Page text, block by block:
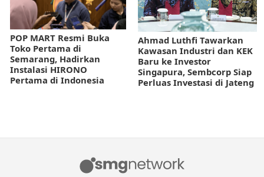
POP MART Resmi Buka
Toko Pertama di
Semarang, Hadirkan
Instalasi HIRONO
Pertama di Indonesia
Ahmad Luthfi Tawarkan
Kawasan Industri dan KEK
Baru ke Investor
Singapura, Sembcorp Siap
Perluas Investasi di Jateng